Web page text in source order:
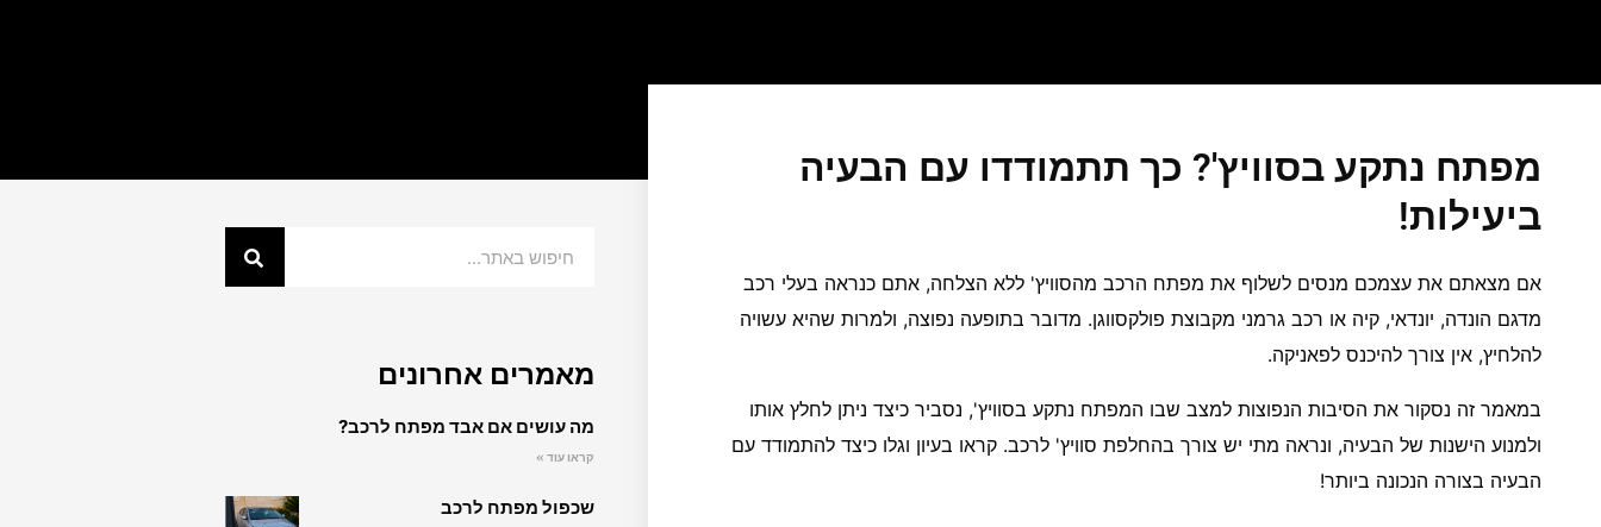
מפתח נתקע בסוויץ'? כך תתמודדו עם הבעיה
ביעילות!
אם מצאתם את עצמכם מנסים לשלוף את מפתח הרכב מהסוויץ' ללא הצלחה, אתם כנראה בעלי רכב
מדגם הונדה, יונדאי, קיה או רכב גרמני מקבוצת פולקסווגן. מדובר בתופעה נפוצה, ולמרות שהיא עשויה
להלחיץ, אין צורך להיכנס לפאניקה.
במאמר זה נסקור את הסיבות הנפוצות למצב שבו המפתח נתקע בסוויץ', נסביר כיצד ניתן לחלץ אותו
ולמנוע הישנות של הבעיה, ונראה מתי יש צורך בהחלפת סוויץ' לרכב. קראו בעיון וגלו כיצד להתמודד עם
הבעיה בצורה הנכונה ביותר!
מאמרים אחרונים
מה עושים אם אבד מפתח לרכב?
קראו עוד »
שכפול מפתח לרכב